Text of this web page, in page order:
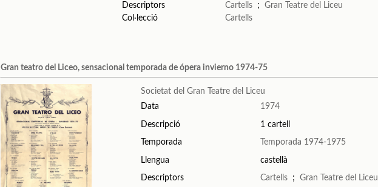
Descriptors
Cartells ;Gran Teatre del Liceu
Col·lecció
Cartells
Gran teatro del Liceo, sensacional temporada de ópera invierno 1974-75
Societat del Gran Teatre del Liceu
Data
1974
Descripció 1 cartell
Temporada Temporada 1974-1975
Llengua castellà
Descriptors Cartells ;Gran Teatre del Liceu